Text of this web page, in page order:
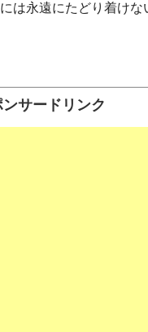
は永遠にたどり着け
ンサードリンク